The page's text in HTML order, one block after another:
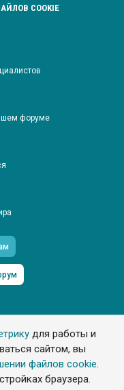
для работы и
сайтом, вы
файлов cookie.
браузера.
COOKIE
форуме
защищены
с обязательной